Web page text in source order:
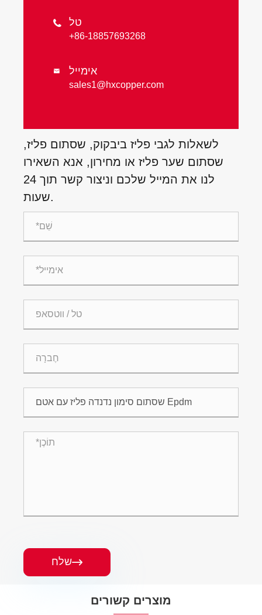
 טל
+86-18857693268
 אימייל
sales1@hxcopper.com
לשאלות לגבי פליז ביבקוק, שסתום פליז,
שסתום שער פליז או מחירון, אנא השאירו
לנו את המייל שלכם וניצור קשר תוך 24
שעות.
שלח
מוצרים קשורים